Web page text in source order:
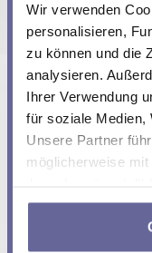
Wir verwenden
personalisieren,
zu können und die
analysieren.
Ihrer Verwendung
für soziale Medien,
Unsere Partner
möglicherweise
Nutzung der
Optionale Zusatz-
Ab der Firmware-
Meerstetter TEC
kostenpflichtige
Controller noch
Firmware-Version
neues Gerät mit
Features für die
auf folgenden